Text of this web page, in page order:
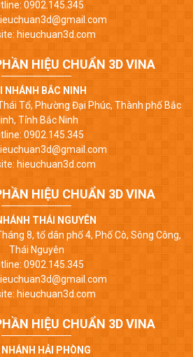
0902.145.345
hieuchuan3d.com
HIỆU CHUẨN 3D VINA
NHÁNH BẮC NINH
Tổ, Phường Đại Phúc, Thành phố Bắc
Tỉnh Bắc Ninh
0902.145.345
hieuchuan3d.com
HIỆU CHUẨN 3D VINA
THÁI NGUYÊN
8, tổ dân phố 4, Phố Cò, Sông Công,
Thái Nguyên
0902.145.345
hieuchuan3d.com
HIỆU CHUẨN 3D VINA
HẢI PHÒNG